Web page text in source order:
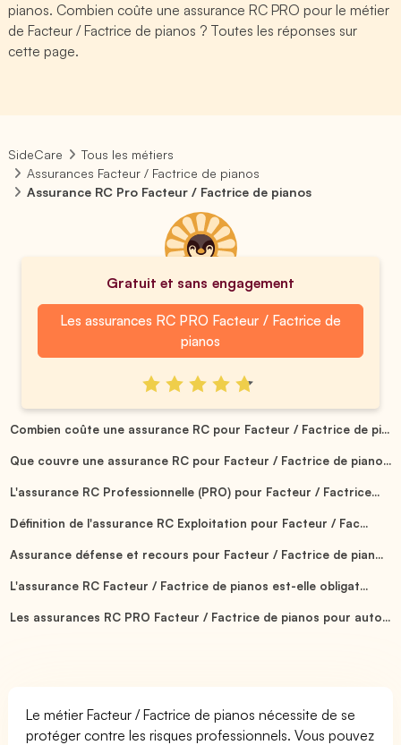
pianos. Combien coûte une assurance RC PRO pour le métier
de Facteur / Factrice de pianos ? Toutes les réponses sur
cette page.
SideCare
Tous les métiers
Assurances Facteur / Factrice de pianos
Assurance RC Pro Facteur / Factrice de pianos
Gratuit et sans engagement
Les assurances RC PRO Facteur / Factrice de
pianos
Combien coûte une assurance RC pour Facteur / Factrice de pi...
Que couvre une assurance RC pour Facteur / Factrice de piano...
L'assurance RC Professionnelle (PRO) pour Facteur / Factrice...
Définition de l'assurance RC Exploitation pour Facteur / Fac...
Assurance défense et recours pour Facteur / Factrice de pian...
L'assurance RC Facteur / Factrice de pianos est-elle obligat...
Les assurances RC PRO Facteur / Factrice de pianos pour auto...
Le métier Facteur / Factrice de pianos nécessite de se
protéger contre les risques professionnels. Vous pouvez